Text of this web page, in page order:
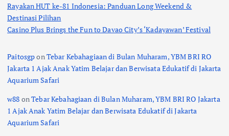
Rayakan HUT ke-81 Indonesia: Panduan Long Weekend &
Destinasi Pilihan
Casino Plus Brings the Fun to Davao City’s ‘Kadayawan’ Festival
PaitosgponTebar Kebahagiaan di Bulan Muharam, YBM BRI RO
Jakarta 1 Ajak Anak Yatim Belajar dan Berwisata Edukatif di Jakarta
Aquarium Safari
w88 onTebar Kebahagiaan di Bulan Muharam, YBM BRI RO Jakarta
1 Ajak Anak Yatim Belajar dan Berwisata Edukatif di Jakarta
Aquarium Safari